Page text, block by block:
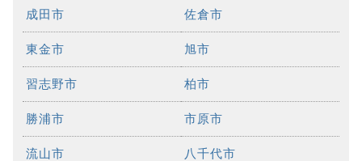
成田市 佐倉市
東金市 旭市
習志野市 柏市
勝浦市 市原市
流山市 八千代市